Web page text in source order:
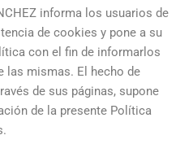
informa los usuarios de
de cookies y pone a su
con el fin de informarlos
las mismas. El hecho de
de sus páginas, supone
de la presente Política